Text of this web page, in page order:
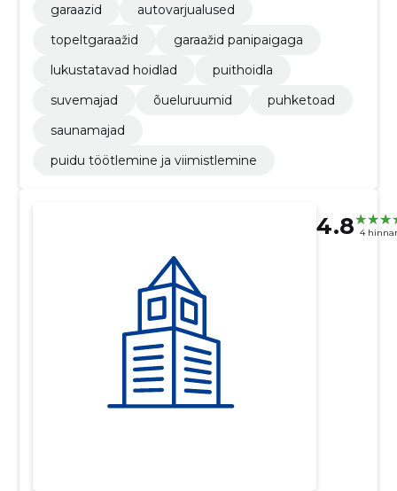
garaazid
autovarjualused
topeltgaraažid
garaažid panipaigaga
lukustatavad hoidlad
puithoidla
suvemajad
õueluruumid
puhketoad
saunamajad
puidu töötlemine ja viimistlemine
4.8 4